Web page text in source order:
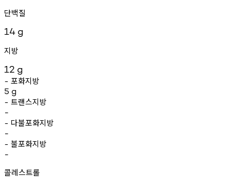
단백질
14 g
지방
12 g
- 포화지방
5 g
- 트랜스지방
-
- 다불포화지방
-
- 불포화지방
-
콜레스트롤